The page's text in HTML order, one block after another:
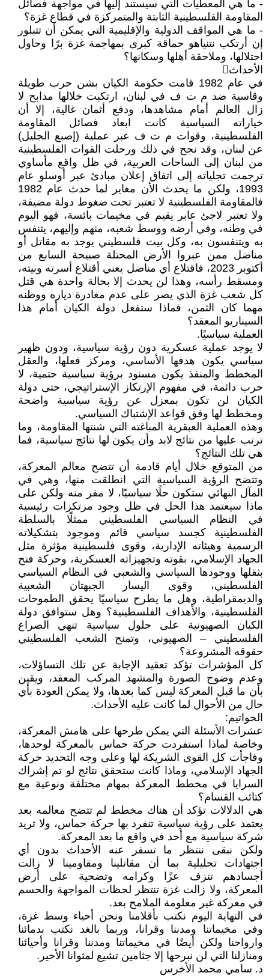
- ما هي المعطيات التي سيستند إليها في مواجهة فصائل
المقاومة الفلسطينية الثابتة والمتمركزة في قطاع غزة؟
- ما هي المواقف الدولية والإقليمية التي يمكن أن تتبلور
إن أرتكب نتنياهو حماقة كبرى بمهاجمة غزة برًا وحاول
احتلالها، وملاحقة أهلها وسكانها؟
الأحداث
في عام 1982 قامت حكومة الكيان بشن حرب طويلة
وقاسية ضد م ت ف في لبنان، ارتكبت خلالها مذابح لا
زال العالم أمام مشاهدها، ودفع أثمان غالية، إلا أن
خياراته السياسية كانت ابعاد فصائل المقاومة
الفلسطينية، وقوات م ت ف عبر عملية (إصبع الجليل)
عن لبنان، وقد نجح في ذلك ورحلت القوات الفلسطينية
من لبنان إلى الساحات العربية، في ظل واقع مأساوي
ترجمت تجلياته إلى اتفاق إعلان مبادئ عبر أوسلو عام
1993، ولكن ما يحدث الأن مغاير لما حدث عام 1982
فالمقاومة الفلسطينية لا تعتبر تحت ضغوط دولة مضيفة،
ولا تعتبر لاجئ عابر يقيم في مخيمات بائسة، فهو اليوم
في وطنه، وفي أرضه ووسط شعبه، منهم وإليهم، يتنفس
به ويتنفسون به، وكل بيت فلسطيني يوجد به مقاتل أو
مناضل ممن عبروا الأرض المحتلة صبيحة السابع من
أكتوبر 2023، فاقتلاع أي مناضل يعني أقتلاع أسرته وبيته،
ومسقط رأسه، وهذا لن يحدث إلا بحالة واحدة هي قتل
كل شعب غزة الذي يصر على عدم مغادرة دياره ووطنه
مهما كان الثمن، فماذا ستفعل دولة الكيان أمام هذا
السيناريو المعقد؟
العملية سياسيًا.
لا يوجد عملية عسكرية دون رؤية سياسية، ودون ظهير
سياسي يكون هدفها الأساسي، ومركز فعلها، والعقل
المخطط والمنفذ يكون مسنود برؤية سياسية حتمية، لا
حرب دائمة، في مفهوم الإرتكاز الإستراتيجي، حتى دولة
الكيان لن تكون بمعزل عن رؤية سياسية واضحة
ومخطط لها وفق قواعد الإشتباك السياسي.
وهذه العملية العبقرية المباغته التي شنتها المقاومة، وما
ترتب عليها من نتائج لابد وأن يكون لها نتائج سياسية، فما
هي تلك النتائج؟
من المتوقع خلال أيام قادمة أن تتضح معالم المعركة،
وتتضح الرؤية السياسية التي انطلقت منها، وهي في
المآل النهائي ستكون حلًا سياسيًا، لا مفر منه ولكن على
ماذا سيعتمد هذا الحل في ظل وجود مرتكزات رئيسية
في النظام السياسي الفلسطيني ممثلًا بالسلطة
الفلسطينية كجسد سياسي قائم وموجود بتشكيلاته
الرسمية وهيئاته الإدارية، وقوى فلسطينية مؤثرة مثل
الجهاد الإسلامي، بقوته وتجهيزاته العسكرية، وحركة فتح
بثقلها ووجودها السياسي والشعبي في النظام السياسي
الفلسطيني، وقوى اليسار الجبهتان الشعبية
والديمقراطية، وهل ما يطرح سياسيًا يحقق الطموحات
الفلسطينية، والأهداف الفلسطينية؟ وهل ستوافق دولة
الكيان الصهيونية على حلول سياسية تنهي الصراع
الفلسطيني – الصهيوني، وتمنح الشعب الفلسطيني
حقوقه المشروعة؟
كل المؤشرات تؤكد تعقيد الإجابة عن تلك التساؤلات،
وعدم وضوح الصورة والمشهد المركب المعقد، ويقين
بأن ما قبل المعركة ليس كما بعدها، ولا يمكن العودة بأي
حال من الأحوال لما كانت عليه الأحداث.
الخواتيم:
عشرات الأسئلة التي يمكن طرحها على هامش المعركة،
وخاصة لماذا استفردت حركة حماس بالمعركة لوحدها،
وفاجأت كل القوى الشريكة لها وعلى وجه التحديد حركة
الجهاد الإسلامي، وماذا كانت ستحقق نتائج لو تم إشراك
السرايا في مخطط المعركة بمهام مختلفة ونوعية مع
كتائب القسام؟
هي الدلالات تؤكد أن هناك مخطط لم تتضح معالمه بعد
يعتمد على رؤية سياسية تنفرد بها حركة حماس، ولا تريد
شركة سياسية مع أحد في واقع ما بعد المعركة.
ولكن نبقى ننتظر ما تسفر عنه الأحداث بدون أي
اجتهادات تحليلية بما أن مقاتلينا ومقاومينا لا زالت
أجسادهم تنزف عزًا وكرامه وتضحية على أرض
المعركة، ولا زالت غزة تنتظر لحظات المواجهة والحسم
في معركة غير معلومة الملامح بعد.
في النهاية اليوم نكتب بأقلامنا ونحن أحياء وسط غزة،
وفي مخيماتنا ومدننا وقرانا، وربما بالغد نكتب بدمائنا
وارواحنا ولكن أيضًا في مخيماتنا ومدننا وقرانا وأحيائنا
ومنازلنا التي لن نبرحها إلا جثامين تشيع لمثوانا الأخير.
د. سامي محمد الأخرس